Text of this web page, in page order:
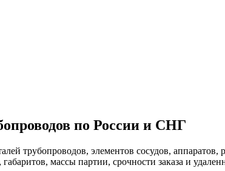
по России и СНГ
трубопроводов, элементов сосудов,
массы партии, срочности заказа и